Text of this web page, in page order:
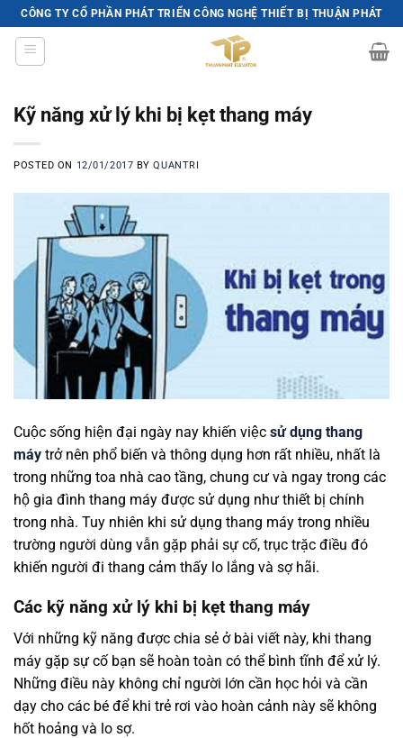
Skip
to
content
CÔNG TY CỔ PHẦN PHÁT TRIỂN CÔNG NGHỆ THIẾT BỊ THUẬN PHÁT
Kỹ năng xử lý khi bị kẹt thang máy
POSTED ON 12/01/2017 BYQUANTRI
Cuộc sống hiện đại ngày nay khiến việc sử dụng thang
máy trở nên phổ biến và thông dụng hơn rất nhiều, nhất là
trong những toa nhà cao tầng, chung cư và ngay trong các
hộ gia đình thang máy được sử dụng như thiết bị chính
trong nhà. Tuy nhiên khi sử dụng thang máy trong nhiều
trường người dùng vẫn gặp phải sự cố, trục trặc điều đó
khiến người đi thang cảm thấy lo lắng và sợ hãi.
Các kỹ năng xử lý khi bị kẹt thang máy
Với những kỹ năng được chia sẻ ở bài viết này, khi thang
máy gặp sự cố bạn sẽ hoàn toàn có thể bình tĩnh để xử lý.
Những điều này không chỉ người lớn cần học hỏi và cần
dạy cho các bé để khi trẻ rơi vào hoàn cảnh này sẽ không
hốt hoảng và lo sợ.